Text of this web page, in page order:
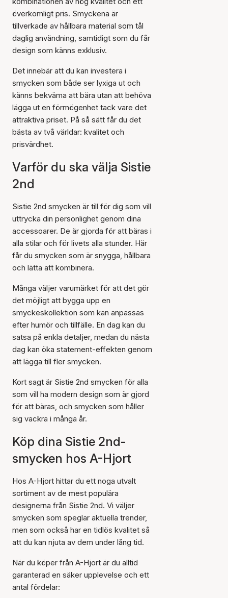
överkomligt pris. Smyckena är
tillverkade av hållbara material som tål
daglig användning, samtidigt som du får
design som känns exklusiv.
Det innebär att du kan investera i
smycken som både ser lyxiga ut och
känns bekväma att bära utan att behöva
lägga ut en förmögenhet tack vare det
attraktiva priset. På så sätt får du det
bästa av två världar: kvalitet och
prisvärdhet.
Varför du ska välja Sistie
2nd
Sistie 2nd smycken är till för dig som vill
uttrycka din personlighet genom dina
accessoarer. De är gjorda för att bäras i
alla stilar och för livets alla stunder. Här
får du smycken som är snygga, hållbara
och lätta att kombinera.
Många väljer varumärket för att det gör
det möjligt att bygga upp en
smyckeskollektion som kan anpassas
efter humör och tillfälle. En dag kan du
satsa på enkla detaljer, medan du nästa
dag kan öka statement-effekten genom
att lägga till fler smycken.
Kort sagt är Sistie 2nd smycken för alla
som vill ha modern design som är gjord
för att bäras, och smycken som håller
sig vackra i många år.
Köp dina Sistie 2nd-
smycken hos A-Hjort
Hos A-Hjort hittar du ett noga utvalt
sortiment av de mest populära
designerna från Sistie 2nd. Vi väljer
smycken som speglar aktuella trender,
men som också har en tidlös kvalitet så
att du kan njuta av dem under lång tid.
När du köper från A-Hjort är du alltid
garanterad en säker upplevelse och ett
antal fördelar: